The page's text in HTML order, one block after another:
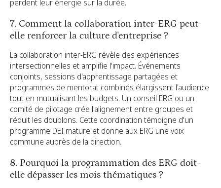
perdent leur énergie sur la durée.
7. Comment la collaboration inter-ERG peut-
elle renforcer la culture d'entreprise ?
La collaboration inter-ERG révèle des expériences
intersectionnelles et amplifie l'impact. Événements
conjoints, sessions d'apprentissage partagées et
programmes de mentorat combinés élargissent l'audience
tout en mutualisant les budgets. Un conseil ERG ou un
comité de pilotage crée l'alignement entre groupes et
réduit les doublons. Cette coordination témoigne d'un
programme DEI mature et donne aux ERG une voix
commune auprès de la direction.
8. Pourquoi la programmation des ERG doit-
elle dépasser les mois thématiques ?